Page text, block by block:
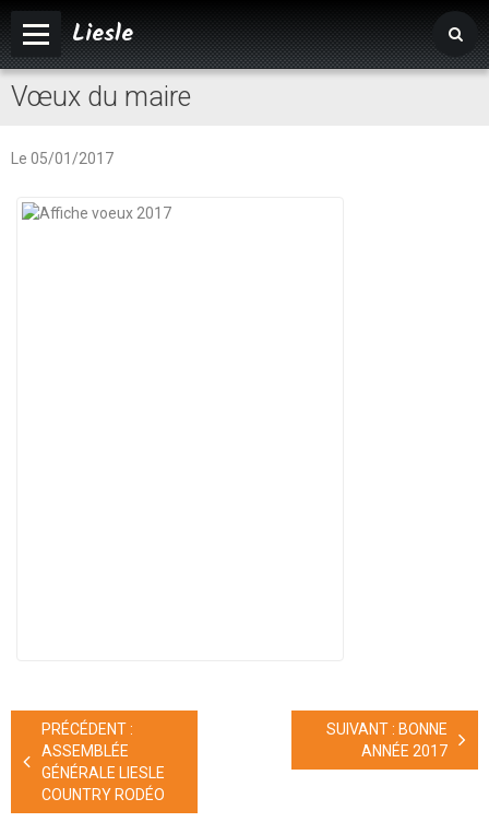
Liesle
Accueil
Vie associative
Vœux du maire
Le 05/01/2017
PRÉCÉDENT :
ASSEMBLÉE
GÉNÉRALE LIESLE
COUNTRY RODÉO
SUIVANT : BONNE
ANNÉE 2017